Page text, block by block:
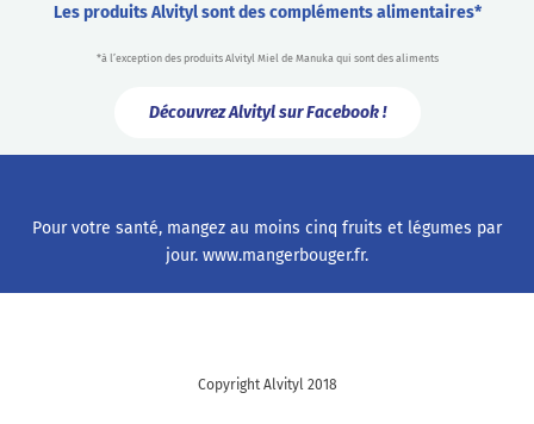
Les produits Alvityl sont des compléments alimentaires*
*à l’exception des produits Alvityl Miel de Manuka qui sont des aliments
Découvrez Alvityl sur Facebook !
Pour votre santé, mangez au moins cinq fruits et légumes par
jour. www.mangerbouger.fr.
Copyright Alvityl 2018